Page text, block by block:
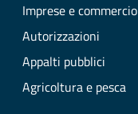
Imprese e commercio
Autorizzazioni
Appalti pubblici
Agricoltura e pesca